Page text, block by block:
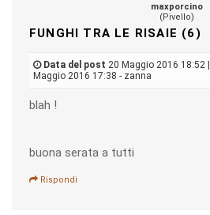
maxporcino
(Pivello)
FUNGHI TRA LE RISAIE (6)
Data del post 20 Maggio 2016 18:52 |
Maggio 2016 17:38 - zanna
blah !
buona serata a tutti
Rispondi